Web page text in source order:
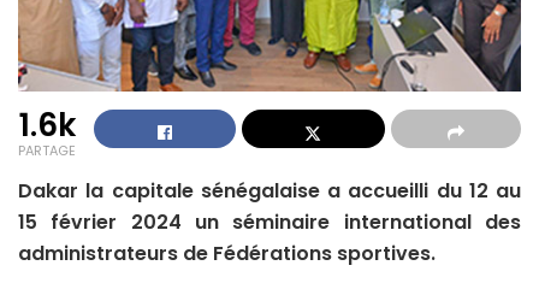
1.6k
PARTAGE
Dakar la capitale sénégalaise a accueilli du 12 au
15 février 2024 un séminaire international des
administrateurs de Fédérations sportives.